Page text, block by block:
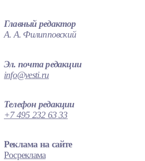
Главный редактор
А. А. Филипповский
Эл. почта редакции
info@vesti.ru
Телефон редакции
+7 495 232 63 33
Реклама на сайте
Росреклама